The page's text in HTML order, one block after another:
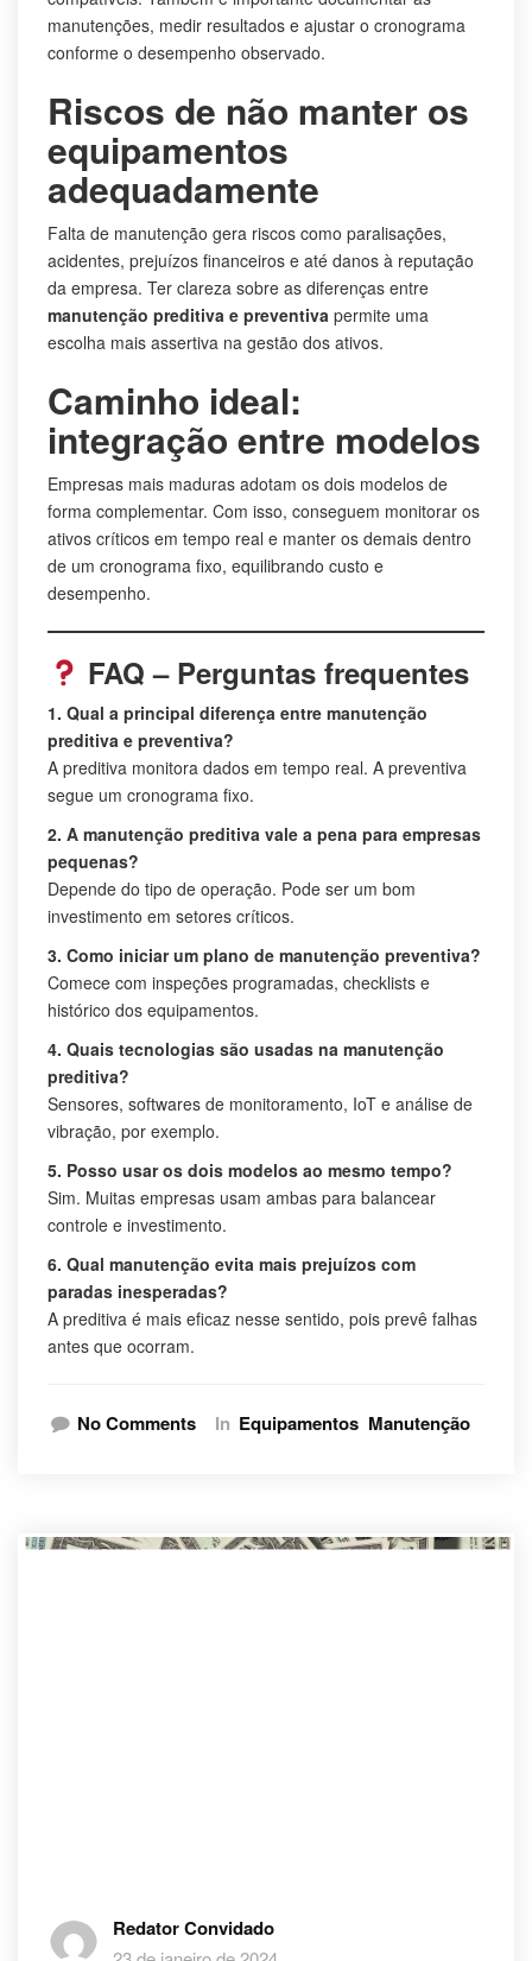
manutenções, medir resultados e ajustar o cronograma
conforme o desempenho observado.
Riscos de não manter os
equipamentos
adequadamente
Falta de manutenção gera riscos como paralisações,
acidentes, prejuízos financeiros e até danos à reputação
da empresa. Ter clareza sobre as diferenças entre
manutenção preditiva e preventiva permite uma
escolha mais assertiva na gestão dos ativos.
Caminho ideal:
integração entre modelos
Empresas mais maduras adotam os dois modelos de
forma complementar. Com isso, conseguem monitorar os
ativos críticos em tempo real e manter os demais dentro
de um cronograma fixo, equilibrando custo e
desempenho.
FAQ – Perguntas frequentes
1. Qual a principal diferença entre manutenção
preditiva e preventiva?
A preditiva monitora dados em tempo real. A preventiva
segue um cronograma fixo.
2. A manutenção preditiva vale a pena para empresas
pequenas?
Depende do tipo de operação. Pode ser um bom
investimento em setores críticos.
3. Como iniciar um plano de manutenção preventiva?
Comece com inspeções programadas, checklists e
histórico dos equipamentos.
4. Quais tecnologias são usadas na manutenção
preditiva?
Sensores, softwares de monitoramento, IoT e análise de
vibração, por exemplo.
5. Posso usar os dois modelos ao mesmo tempo?
Sim. Muitas empresas usam ambas para balancear
controle e investimento.
6. Qual manutenção evita mais prejuízos com
paradas inesperadas?
A preditiva é mais eficaz nesse sentido, pois prevê falhas
antes que ocorram.
No Comments In Equipamentos Manutenção
Redator Convidado